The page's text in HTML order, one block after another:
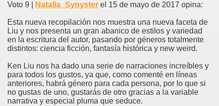
Voto 9 | Natalia_Synyster el 15 de mayo de 2017 opina:
Esta nueva recopilación nos muestra una nueva faceta de
Liu y nos presenta un gran abanico de estilos y variedad
en la escritura del autor, pasando por géneros totalmente
distintos: ciencia ficción, fantasía histórica y new weird.
Ken Liu nos ha dado una serie de narraciones increíbles y
para todos los gustos, ya que, como comenté en líneas
anteriores, habrá género para cada persona, por lo que si
no gustas de uno, gustarás de otro gracias a la variable
narrativa y especial pluma que seduce.